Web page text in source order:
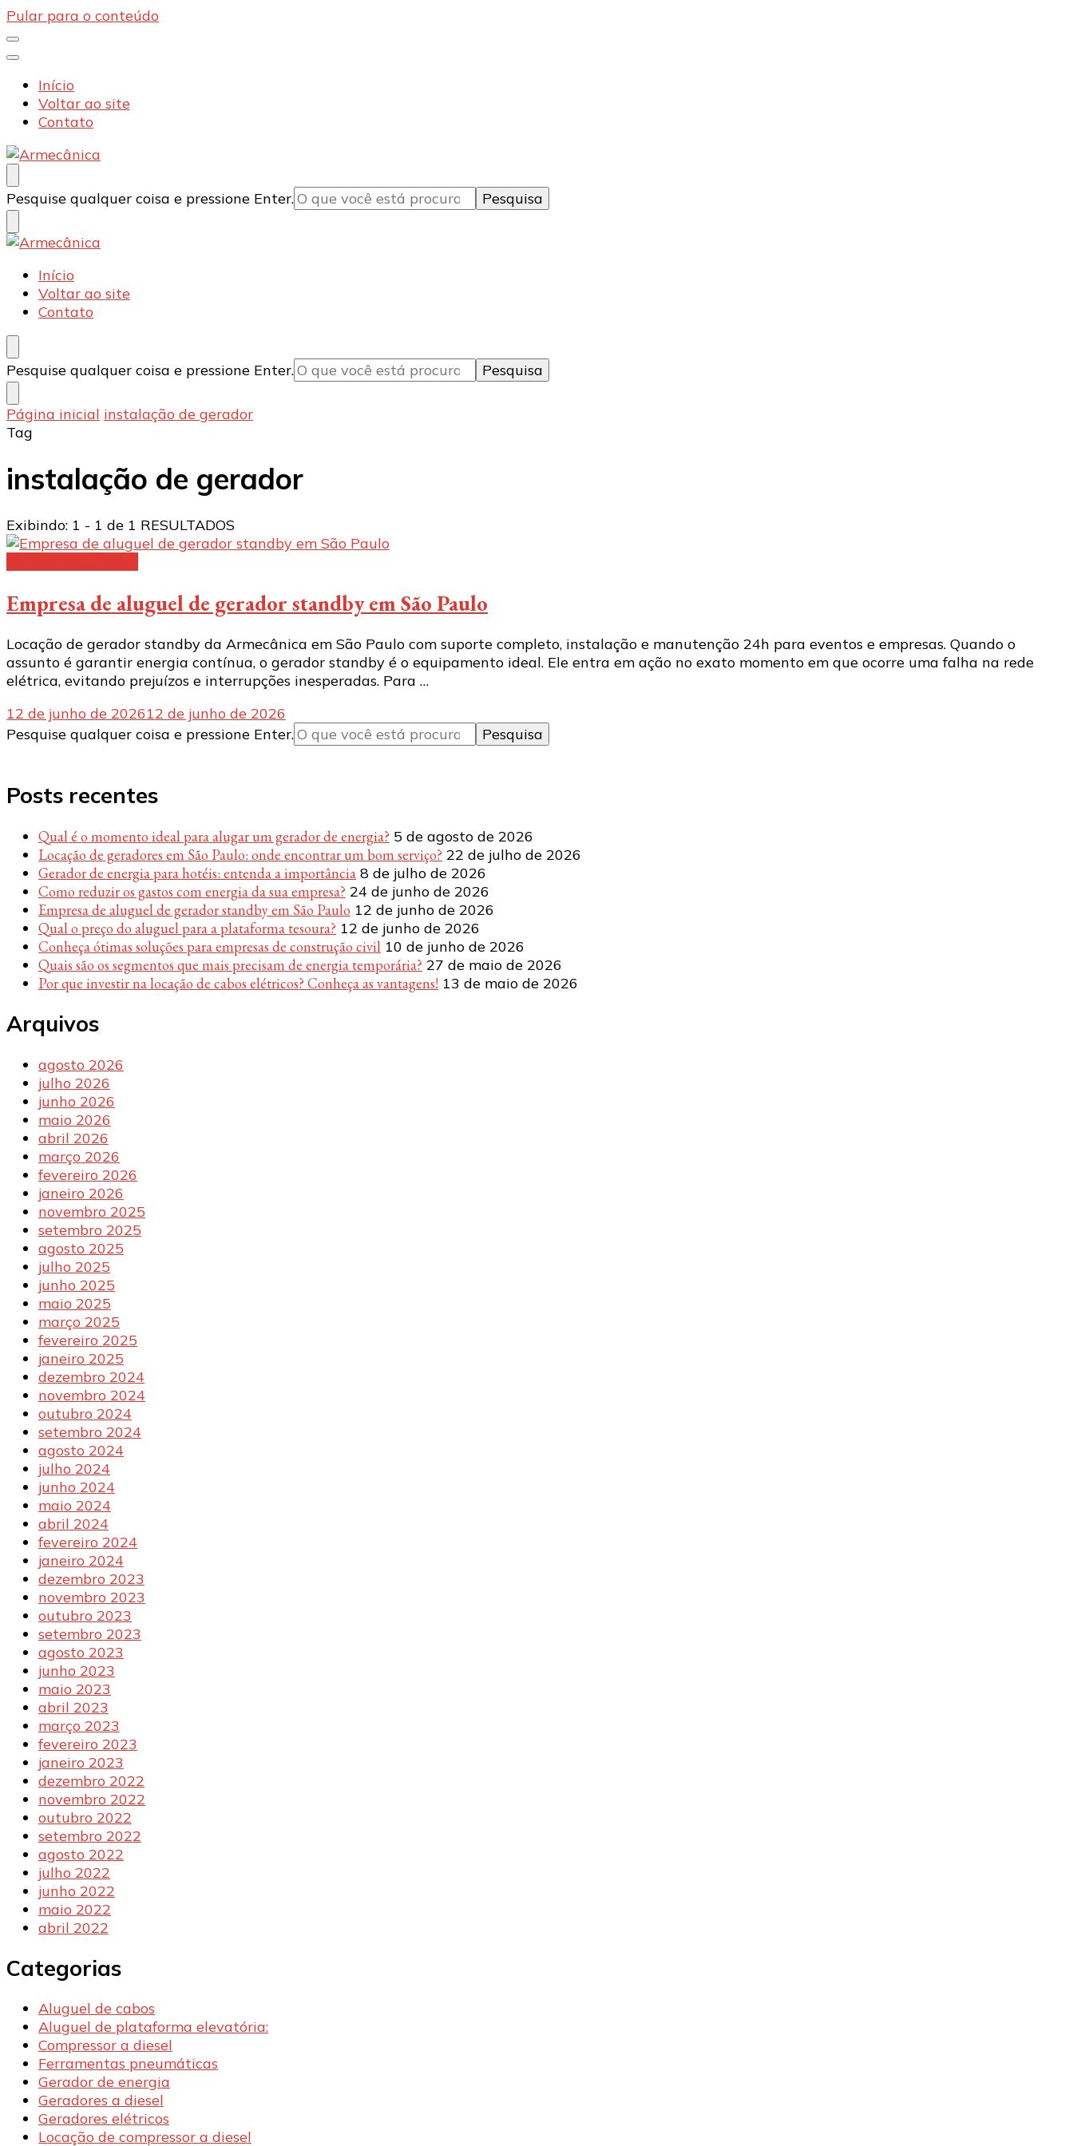
Pular para o conteúdo
Início
Voltar ao site
Contato
Armecânica
Blog
Procurando
algo?
Pesquise qualquer coisa e pressione Enter.
Armecânica
Blog
Início
Voltar ao site
Contato
Procurando
algo?
Pesquise qualquer coisa e pressione Enter.
Página inicial instalação de gerador
Tag
instalação de gerador
Exibindo: 1 - 1 de 1 RESULTADOS
Empresa de aluguel de gerador standby em São Paulo
Locação de gerador standby da Armecânica em São Paulo com suporte completo, instalação e manutenção 24h para eventos e empresas. Quando o
assunto é garantir energia contínua, o gerador standby é o equipamento ideal. Ele entra em ação no exato momento em que ocorre uma falha na rede
elétrica, evitando prejuízos e interrupções inesperadas. Para …
12 de junho de 202612 de junho de 2026
Procurando
Pesquise qualquer coisa e pressione Enter.
Posts recentes
Qual é o momento ideal para alugar um gerador de energia? 5 de agosto de 2026
Locação de geradores em São Paulo: onde encontrar um bom serviço? 22 de julho de 2026
Gerador de energia para hotéis: entenda a importância 8 de julho de 2026
Como reduzir os gastos com energia da sua empresa? 24 de junho de 2026
Empresa de aluguel de gerador standby em São Paulo 12 de junho de 2026
Qual o preço do aluguel para a plataforma tesoura? 12 de junho de 2026
Conheça ótimas soluções para empresas de construção civil 10 de junho de 2026
Quais são os segmentos que mais precisam de energia temporária? 27 de maio de 2026
Por que investir na locação de cabos elétricos? Conheça as vantagens! 13 de maio de 2026
Arquivos
agosto 2026
julho 2026
junho 2026
maio 2026
abril 2026
março 2026
fevereiro 2026
janeiro 2026
novembro 2025
setembro 2025
agosto 2025
julho 2025
junho 2025
maio 2025
março 2025
fevereiro 2025
janeiro 2025
dezembro 2024
novembro 2024
outubro 2024
setembro 2024
agosto 2024
julho 2024
junho 2024
maio 2024
abril 2024
fevereiro 2024
janeiro 2024
dezembro 2023
novembro 2023
outubro 2023
setembro 2023
agosto 2023
junho 2023
maio 2023
abril 2023
março 2023
fevereiro 2023
janeiro 2023
dezembro 2022
novembro 2022
outubro 2022
setembro 2022
agosto 2022
julho 2022
junho 2022
maio 2022
abril 2022
Categorias
Aluguel de cabos
Aluguel de plataforma elevatória:
Compressor a diesel
Ferramentas pneumáticas
Gerador de energia
Geradores a diesel
Geradores elétricos
Locação de compressor a diesel